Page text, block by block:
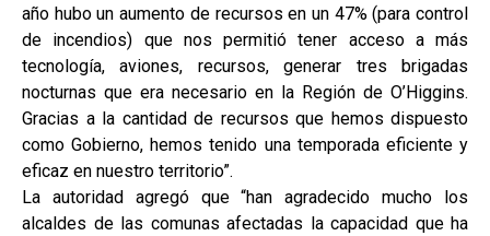
año hubo un aumento de recursos en un 47% (para control
de incendios) que nos permitió tener acceso a más
tecnología, aviones, recursos, generar tres brigadas
nocturnas que era necesario en la Región de O’Higgins.
Gracias a la cantidad de recursos que hemos dispuesto
como Gobierno, hemos tenido una temporada eficiente y
eficaz en nuestro territorio”.
La autoridad agregó que “han agradecido mucho los
alcaldes de las comunas afectadas la capacidad que ha